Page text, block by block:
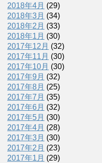
2018年4月 (29)
2018年3月 (34)
2018年2月 (33)
2018年1月 (30)
2017年12月 (32)
2017年11月 (30)
2017年10月 (30)
2017年9月 (32)
2017年8月 (25)
2017年7月 (35)
2017年6月 (32)
2017年5月 (30)
2017年4月 (28)
2017年3月 (30)
2017年2月 (23)
2017年1月 (29)